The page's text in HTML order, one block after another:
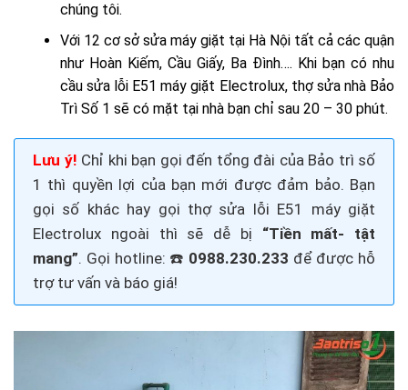
chúng tôi.
Với 12 cơ sở sửa máy giặt tại Hà Nội tất cả các quận
như Hoàn Kiếm, Cầu Giấy, Ba Đình…. Khi bạn có nhu
cầu sửa lỗi E51 máy giặt Electrolux, thợ sửa nhà Bảo
Trì Số 1 sẽ có mặt tại nhà bạn chỉ sau 20 – 30 phút.
Lưu ý! Chỉ khi bạn gọi đến tổng đài của Bảo trì số
1 thì quyền lợi của bạn mới được đảm bảo. Bạn
gọi số khác hay gọi thợ sửa lỗi E51 máy giặt
Electrolux ngoài thì sẽ dễ bị “Tiền mất- tật
mang”. Gọi hotline: ☎️ 0988.230.233 để được hỗ
trợ tư vấn và báo giá!